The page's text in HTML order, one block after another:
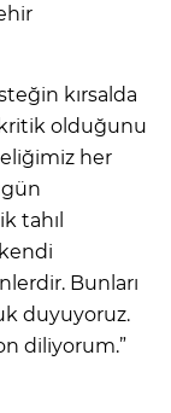
kırsalda
olduğunu
her
tahıl
Bunları
duyuyoruz.
diliyorum.”